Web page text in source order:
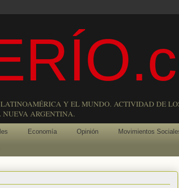
Y EL MUNDO. ACTIVIDAD DE
ARGENTINA.
Economía Opinión Movimientos